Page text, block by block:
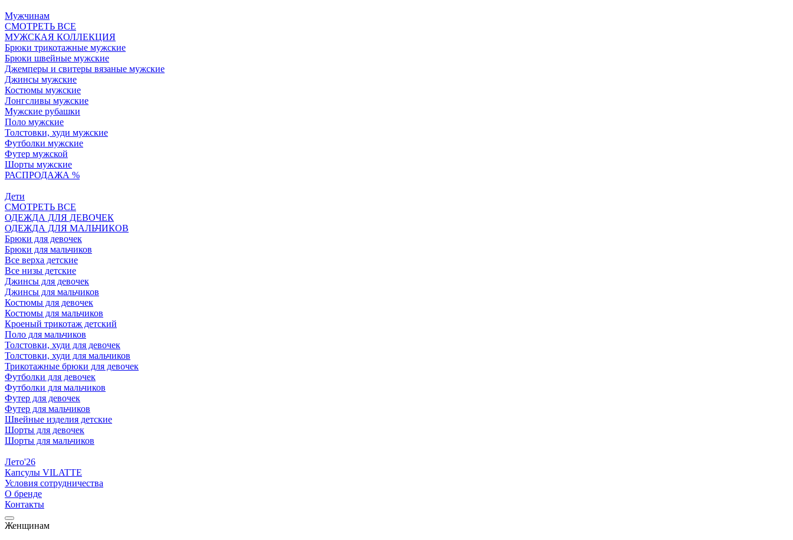
Мужчинам
СМОТРЕТЬ ВСЕ
МУЖСКАЯ КОЛЛЕКЦИЯ
Брюки трикотажные мужские
Брюки швейные мужские
Джемперы и свитеры вязаные мужские
Джинсы мужские
Костюмы мужские
Лонгсливы мужские
Мужские рубашки
Поло мужские
Толстовки, худи мужские
Футболки мужские
Футер мужской
Шорты мужские
РАСПРОДАЖА %
Дети
СМОТРЕТЬ ВСЕ
ОДЕЖДА ДЛЯ ДЕВОЧЕК
ОДЕЖДА ДЛЯ МАЛЬЧИКОВ
Брюки для девочек
Брюки для мальчиков
Все верха детские
Все низы детские
Джинсы для девочек
Джинсы для мальчиков
Костюмы для девочек
Костюмы для мальчиков
Кроеный трикотаж детский
Поло для мальчиков
Толстовки, худи для девочек
Толстовки, худи для мальчиков
Трикотажные брюки для девочек
Футболки для девочек
Футболки для мальчиков
Футер для девочек
Футер для мальчиков
Швейные изделия детские
Шорты для девочек
Шорты для мальчиков
Лето'26
Капсулы VILATTE
Условия сотрудничества
О бренде
Контакты
Женщинам